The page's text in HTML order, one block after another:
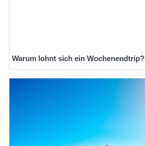
Warum lohnt sich ein Wochenendtrip?